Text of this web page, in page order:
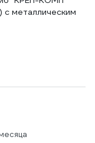
с металлическим